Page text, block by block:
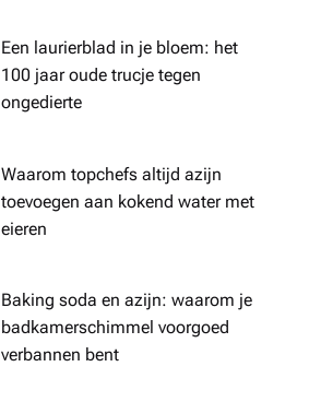
Een laurierblad in je bloem: het
100 jaar oude trucje tegen
ongedierte
Waarom topchefs altijd azijn
toevoegen aan kokend water met
eieren
Baking soda en azijn: waarom je
badkamerschimmel voorgoed
verbannen bent